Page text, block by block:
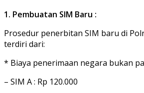
1. Pembuatan SIM Baru :
Prosedur penerbitan SIM baru di
terdiri dari:
* Biaya penerimaan negara bukan
– SIM A : Rp 120.000